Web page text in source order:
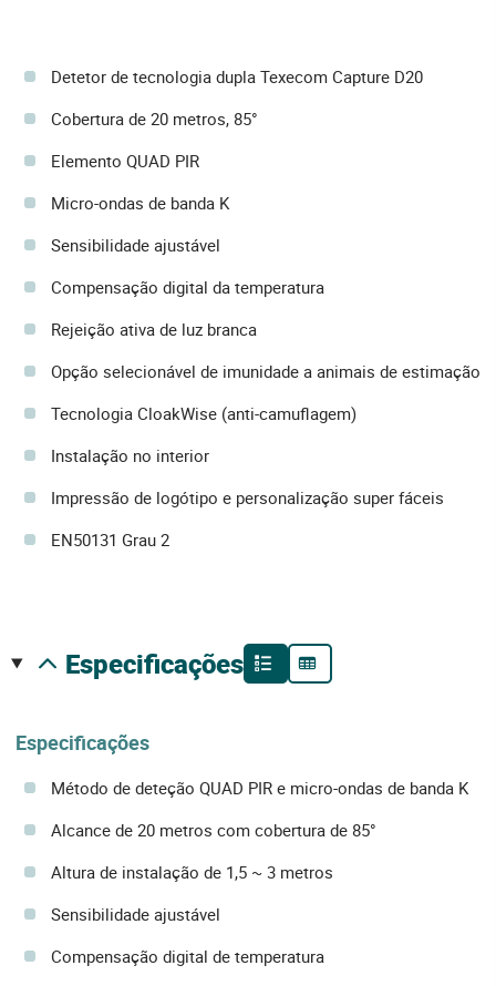
Detetor de tecnologia dupla Texecom Capture D20
Cobertura de 20 metros, 85°
Elemento QUAD PIR
Micro-ondas de banda K
Sensibilidade ajustável
Compensação digital da temperatura
Rejeição ativa de luz branca
Opção selecionável de imunidade a animais de estimação
Tecnologia CloakWise (anti-camuflagem)
Instalação no interior
Impressão de logótipo e personalização super fáceis
EN50131 Grau 2
especificações
Especificações
Método de deteção QUAD PIR e micro-ondas de banda K
Alcance de 20 metros com cobertura de 85°
Altura de instalação de 1,5 ~ 3 metros
Sensibilidade ajustável
Compensação digital de temperatura